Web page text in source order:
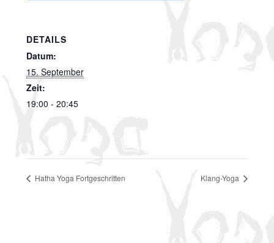
DETAILS
Datum:
15. September
Zeit:
19:00 - 20:45
Hatha Yoga Fortgeschritten Klang-Yoga